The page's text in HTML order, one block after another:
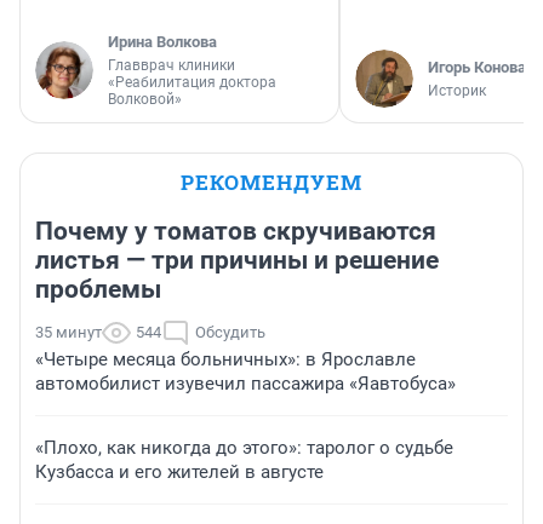
Ирина Волкова
Главврач клиники
«Реабилитация доктора
Волковой»
Игорь
Историк
РЕКОМЕНДУЕМ
Почему у томатов скручиваются
листья — три причины и решение
проблемы
35 минут 544 Обсудить
«Четыре месяца больничных»: в Ярославле
автомобилист изувечил пассажира «Яавтобуса»
«Плохо, как никогда до этого»: таролог о судьбе
Кузбасса и его жителей в августе